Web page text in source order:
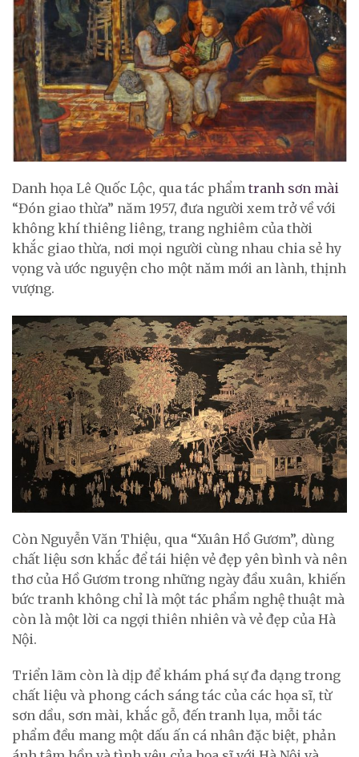
Danh họa Lê Quốc Lộc, qua tác phẩm tranh sơn mài
“Đón giao thừa” năm 1957, đưa người xem trở về với
không khí thiêng liêng, trang nghiêm của thời
khắc giao thừa, nơi mọi người cùng nhau chia sẻ hy
vọng và ước nguyện cho một năm mới an lành, thịnh
vượng.
Còn Nguyễn Văn Thiệu, qua “Xuân Hồ Gươm”, dùng
chất liệu sơn khắc để tái hiện vẻ đẹp yên bình và nên
thơ của Hồ Gươm trong những ngày đầu xuân, khiến
bức tranh không chỉ là một tác phẩm nghệ thuật mà
còn là một lời ca ngợi thiên nhiên và vẻ đẹp của Hà
Nội.
Triển lãm còn là dịp để khám phá sự đa dạng trong
chất liệu và phong cách sáng tác của các họa sĩ, từ
sơn dầu, sơn mài, khắc gỗ, đến tranh lụa, mỗi tác
phẩm đều mang một dấu ấn cá nhân đặc biệt, phản